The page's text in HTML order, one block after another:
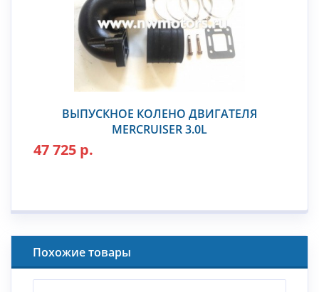
ВЫПУСКНОЕ КОЛЕНО ДВИГАТЕЛЯ
MERCRUISER 3.0L
47 725 р.
Похожие товары